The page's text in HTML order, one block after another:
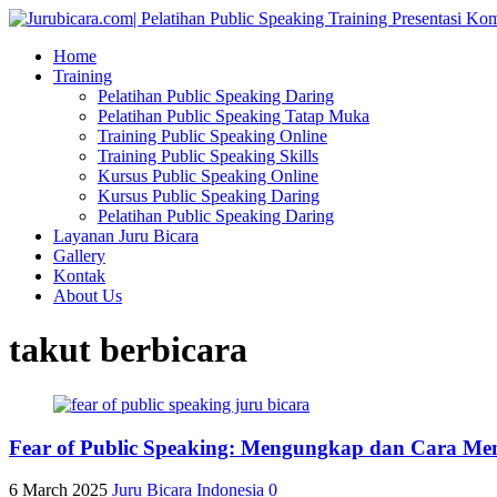
Home
Training
Pelatihan Public Speaking Daring
Pelatihan Public Speaking Tatap Muka
Training Public Speaking Online
Training Public Speaking Skills
Kursus Public Speaking Online
Kursus Public Speaking Daring
Pelatihan Public Speaking Daring
Layanan Juru Bicara
Gallery
Kontak
About Us
takut berbicara
Fear of Public Speaking: Mengungkap dan Cara
6 March 2025 Juru Bicara Indonesia 0